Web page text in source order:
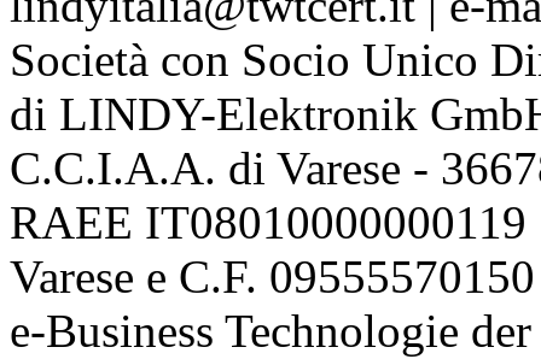
Società con Socio Unico
di LINDY-Elektronik
C.C.I.A.A. di Varese -
RAEE
Varese e C.F. 09555570150
e-Business Technologie